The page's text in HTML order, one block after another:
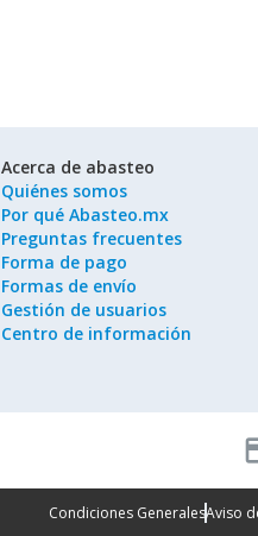
Acerca de abasteo
Quiénes somos
Por qué Abasteo.mx
Preguntas frecuentes
Forma de pago
Formas de envío
Gestión de usuarios
Centro de información
Condiciones GeneralesAviso